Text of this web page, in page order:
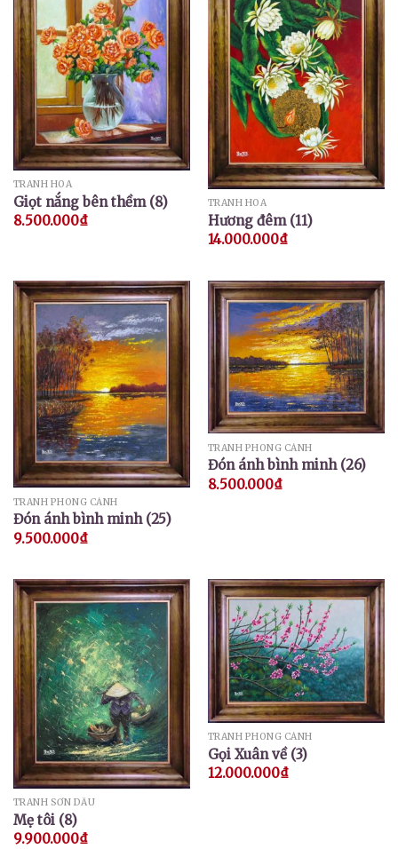
TRANH HOA
Giọt nắng bên thềm (8)
8.500.000₫
TRANH HOA
Hương đêm (11)
14.000.000₫
TRANH PHONG CẢNH
Đón ánh bình minh (25)
9.500.000₫
TRANH PHONG CẢNH
Đón ánh bình minh (26)
8.500.000₫
TRANH SƠN DẦU
Mẹ tôi (8)
9.900.000₫
TRANH PHONG CẢNH
Gọi Xuân về (3)
12.000.000₫